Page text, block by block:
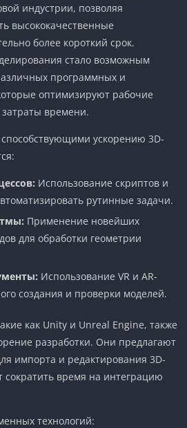
индустрии, позволяя
высококачественные
более короткий срок.
стало возможным
программных и
оптимизируют рабочие
времени.
ускорению 3D-
Использование скриптов и
рутинные задачи.
Применение новейших
для обработки геометрии
Использование VR и AR-
создания и проверки моделей.
как Unity и Unreal Engine, также
разработки. Они предлагают
импорта и редактирования 3D-
сократить время на интеграцию
технологий: